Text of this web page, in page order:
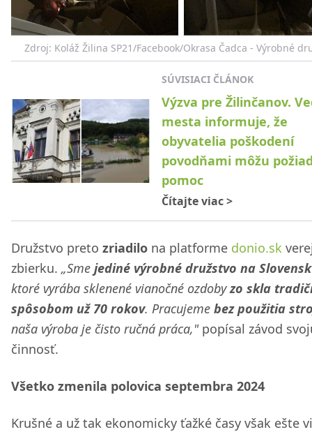
Zdroj: Koláž Žilina SP21/Facebook/Okrasa Čadca - Výrobné
SÚVISIACI ČLÁNOK
Výzva pre Žilinčanov.
mesta informuje, že
obyvatelia poškodení
povodňami môžu
pomoc
Čítajte viac>
Družstvo preto zriadilo na platforme donio.sk
zbierku. „Sme jediné výrobné družstvo na
ktoré vyrába sklenené vianočné ozdobyzo skla
spôsobom už 70 rokov. Pracujeme bez použitia
naša výroba je čisto ručná práca,"popísal závod
činnosť.
Všetko zmenila polovica septembra 2024
Krušné a už tak ekonomicky ťažké časy však ešte